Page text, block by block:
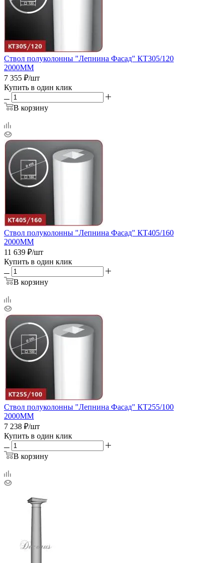
Ствол полуколонны "Лепнина Фасад" КТ305/120
2000ММ
7 355 ₽/шт
Купить в один клик
В корзину
Ствол полуколонны "Лепнина Фасад" КТ405/160
2000ММ
11 639 ₽/шт
Купить в один клик
В корзину
Ствол полуколонны "Лепнина Фасад" КТ255/100
2000ММ
7 238 ₽/шт
Купить в один клик
В корзину